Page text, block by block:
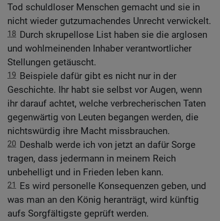
Tod schuldloser Menschen gemacht und sie in
nicht wieder gutzumachendes Unrecht verwickelt.
18 Durch skrupellose List haben sie die arglosen
und wohlmeinenden Inhaber verantwortlicher
Stellungen getäuscht.
19 Beispiele dafür gibt es nicht nur in der
Geschichte. Ihr habt sie selbst vor Augen, wenn
ihr darauf achtet, welche verbrecherischen Taten
gegenwärtig von Leuten begangen werden, die
nichtswürdig ihre Macht missbrauchen.
20 Deshalb werde ich von jetzt an dafür Sorge
tragen, dass jedermann in meinem Reich
unbehelligt und in Frieden leben kann.
21
Es wird personelle Konsequenzen geben, und
was man an den König heranträgt, wird künftig
aufs Sorgfältigste geprüft werden.